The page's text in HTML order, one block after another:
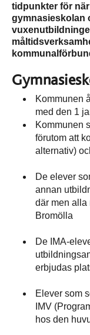
tidpunkter för
gymnasieskolan
Kommunen
med den 1
Kommunen
förutom att
alternativ)
De elever
annan
där men alla
Bromölla
De IMA-
erbjudas
Elever som
IMV
hos den